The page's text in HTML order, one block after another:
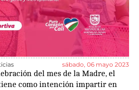
sábado, 06 mayo 2023
del mes de la Madre, el
como intención impartir en